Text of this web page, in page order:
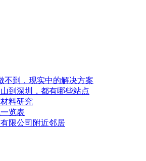
不到，现实中的解决方案
到深圳，都有哪些站点
料研究
览表
限公司附近邻居